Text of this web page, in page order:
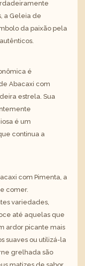
a Geleia de
da paixão pela
é
Abacaxi com
estrela. Sua
é um
continua a
com Pimenta, a
comer.
variedades,
até aquelas que
ardor picante mais
suaves ou utilizá-la
grelhada são